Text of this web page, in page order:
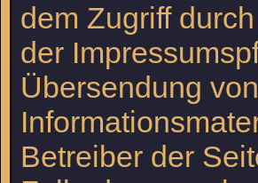
dem Zugriff
der
Übersendung
Betreiber der